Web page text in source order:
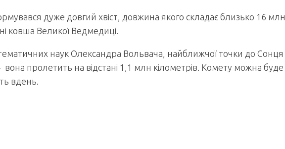
дуже довгий хвіст, довжина якого складає близько 16 млн
ковша Великої Ведмедиці.
наук Олександра Вольвача, найближчої точки до Сонця
пролетить на відстані 1,1 млн кілометрів. Комету можна буде
вдень.